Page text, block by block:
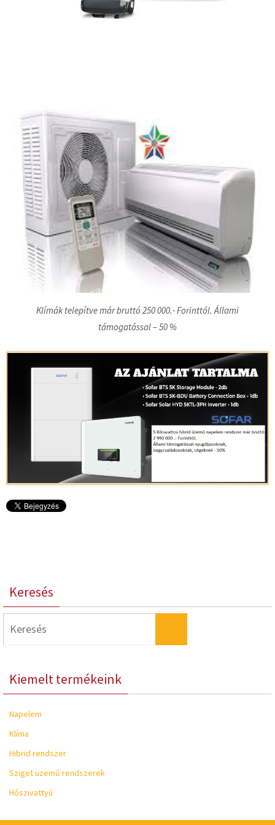
Klímák telepítve már bruttó 250 000.- Forinttól. Állami
támogatással – 50 %
Keresés
Kiemelt termékeink
Napelem
Klíma
Hibrid rendszer
Sziget üzemű rendszerek
Hőszivattyú